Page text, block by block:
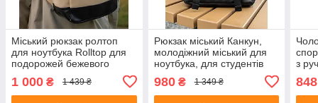
Міський рюкзак ролтоп
для ноутбука Rolltop для
подорожей бежевого
1 000 ₴ 1 439 ₴
Рюкзак міський Канкун,
молодіжний міський для
ноутбука, для студентів
універсальний
980₴ 1 349 ₴
з
848